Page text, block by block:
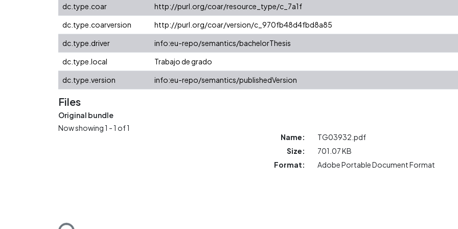
dc.type.coar
http://purl.org/coar/resource_type/c_7a1f
dc.type.coarversion
http://purl.org/coar/version/c_970fb48d4fbd8a85
dc.type.driver
info:eu-repo/semantics/bachelorThesis
dc.type.local
Trabajo de grado
dc.type.version
info:eu-repo/semantics/publishedVersion
Files
Original bundle
Now showing1 - 1 of 1
Name:
TG03932.pdf
Size:
701.07 KB
Format:
Adobe Portable Document Format